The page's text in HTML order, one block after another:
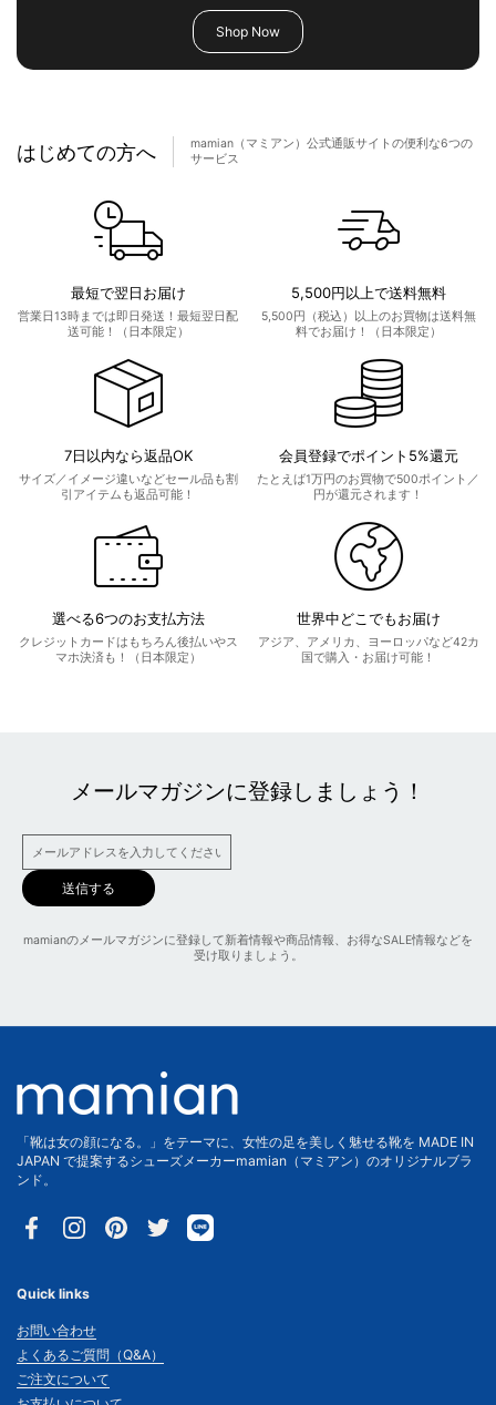
Shop Now
はじめての方へ
mamian（マミアン）公式通販サイトの便利な6つの
サービス
最短で翌日お届け
営業日13時までは即日発送！最短翌日配
送可能！（日本限定）
5,500円以上で送料無料
5,500円（税込）以上のお買物は送料無
料でお届け！（日本限定）
7日以内なら返品OK
サイズ／イメージ違いなどセール品も割
引アイテムも返品可能！
会員登録でポイント5%還元
たとえば1万円のお買物で500ポイント／
円が還元されます！
選べる6つのお支払方法
クレジットカードはもちろん後払いやス
マホ決済も！（日本限定）
世界中どこでもお届け
アジア、アメリカ、ヨーロッパなど42カ
国で購入・お届け可能！
メールマガジンに登録しましょう！
送信する
mamianのメールマガジンに登録して新着情報や商品情報、お得なSALE情報などを
受け取りましょう。
「靴は女の顔になる。」をテーマに、女性の足を美しく魅せる靴を MADE IN
JAPAN で提案するシューズメーカーmamian（マミアン）のオリジナルブラ
ンド。
FacebookInstagramPinterestTwitter
Quick links
お問い合わせ
よくあるご質問（Q&A）
ご注文について